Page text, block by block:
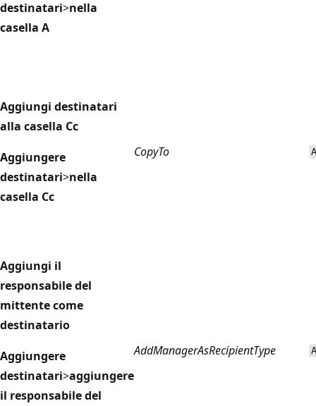
destinatari>nella
casella A
Aggiungi destinatari
alla casella Cc
Aggiungere
destinatari>nella
casella Cc
CopyTo
Aggiungi il
responsabile del
mittente come
destinatario
Aggiungere
destinatari>aggiungere
il responsabile del
AddManagerAsRecipientType